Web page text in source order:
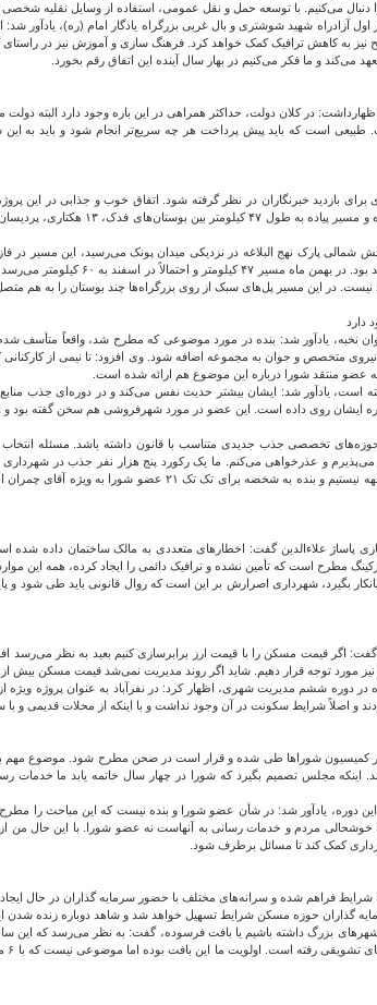
دنبال می‌کنیم. با توسعه حمل و نقل عمومی، استفاده از وسایل نقلیه
اول آزادراه شهید شوشتری و بال غربی بزرگراه یادگار امام (ره)،
نیز به کاهش ترافیک کمک خواهد کرد. فرهنگ سازی و آموزش نیز در
می‌کند و ما فکر می‌کنیم در بهار سال آینده این اتفاق رقم بخورد.
در کلان دولت، حداکثر همراهی در این باره وجود دارد البته
است که باید پیش پرداخت هر چه سریع‌تر انجام شود و باید به
زندگی در منطقه ۲ هم گفت: ابتدا امیدوارم این مسیر ۴۷ کیلومتری برای بازدید خبرنگاران در نظر
محقق می‌شود. در فاز اول پروژه که
منطقه ۲ وارد این مسیر می‌شوید و به بخش شمالی پارک نهج البلاغه در نزدیکی میدان پونک
دارد
شهر مبنی بر جذب ۵۸ نفر به شهرداری به عنوان نخبه، یادآور شد: بنده در مورد
متخصص و جوان به مجموعه اضافه شود. وی افزود: تا نیمی از
عضو منتقد شورا درباره این موضوع هم ارائه شده است.
است، یادآور شد: ایشان بیشتر حدیث نفس می‌کند و در دوره‌ای جذب
دوره ایشان روی داده است. این عضو در مورد شهرفروشی هم سخن گفته بود
تلاش می‌کند در حوزه‌های تخصصی جذب جدیدی متناسب با قانون داشته
و عذرخواهی می‌کنم. ما یک رکورد پنج هزار نفر جذب در
صورت می‌گیرد و به نظر می‌رسد واقعاً حدیث نفس است. ما به
علاءالدین گفت: اخطارهای متعددی به مالک ساختمان داده شده
است که تأمین نشده و ترافیک دائمی را ایجاد کرده، همه این موارد به
بگیرد، شهرداری اصرارش بر این است که روال قانونی باید طی
اگر قیمت مسکن را با قیمت ارز برابرسازی کنیم بعید به نظر می‌رسد
مورد توجه قرار دهیم. شاید اگر روند مدیریت نمی‌شد قیمت مسکن بیش
دوره ششم مدیریت شهری، اظهار کرد: در نفرآباد به عنوان پروژه
اصلاً شرایط سکونت در آن وجود نداشت و با اینکه از محلات قدیمی و با
در کمیسیون شوراها طی شده و قرار است در صحن مطرح شود. موضوع مهم
اینکه مجلس تصمیم بگیرد که شورا در چهار سال خاتمه یابد ما
دوره، یادآور شد: در شأن عضو شورا و بنده نیست که این مباحث را
ما خوشحالی مردم و خدمات رسانی به آنهاست نه عضو شورا. با این
کمک کند تا مسائل برطرف شود.
فراهم شده و سرانه‌های مختلف با حضور سرمایه گذاران در حال ایجاد
حوزه مسکن شرایط تسهیل خواهد شد و شاهد دوباره زنده شدن
بزرگ داشته باشیم یا بافت فرسوده، گفت: به نظر می‌رسد که این